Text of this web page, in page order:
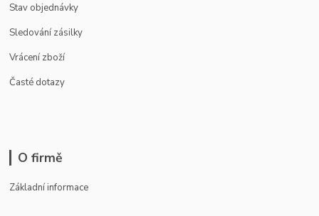
Stav objednávky
Sledování zásilky
Vrácení zboží
Časté dotazy
O firmě
Základní informace